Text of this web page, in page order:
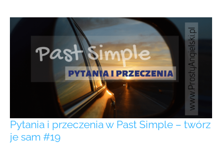
Pytania i przeczenia w Past Simple – twórz
je sam #19
Pytania
i przeczenia
Simple
je sam